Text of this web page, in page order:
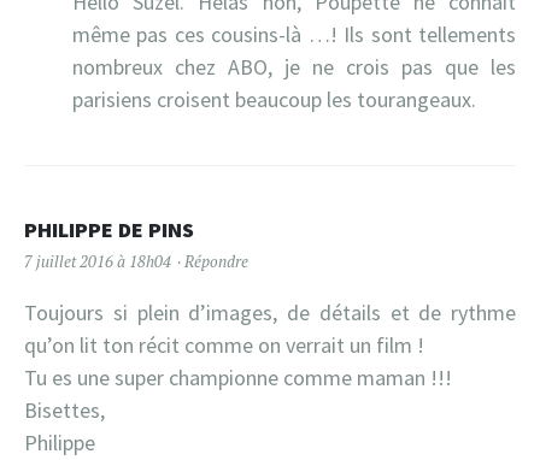
même pas ces cousins-là …! Ils sont tellements
nombreux chez ABO, je ne crois pas que les
parisiens croisent beaucoup les tourangeaux.
PHILIPPE DE PINS
7 juillet 2016 à 18h04 Répondre
Toujours si plein d’images, de détails et de rythme
qu’on lit ton récit comme on verrait un film !
Tu es une super championne comme maman !!!
Bisettes,
Philippe